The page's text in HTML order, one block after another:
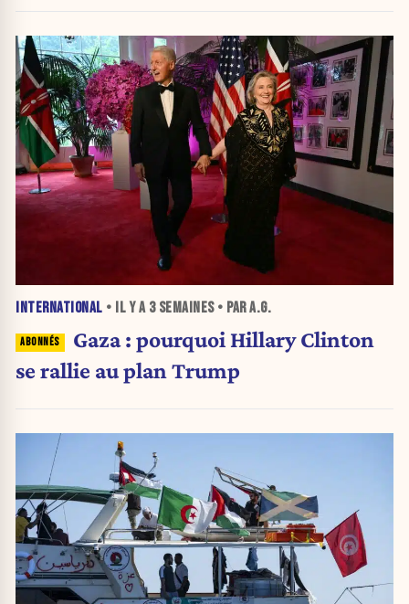
INTERNATIONAL • IL Y A 3 SEMAINES• PAR A.G.
Gaza : pourquoi Hillary Clinton
se rallie au plan Trump